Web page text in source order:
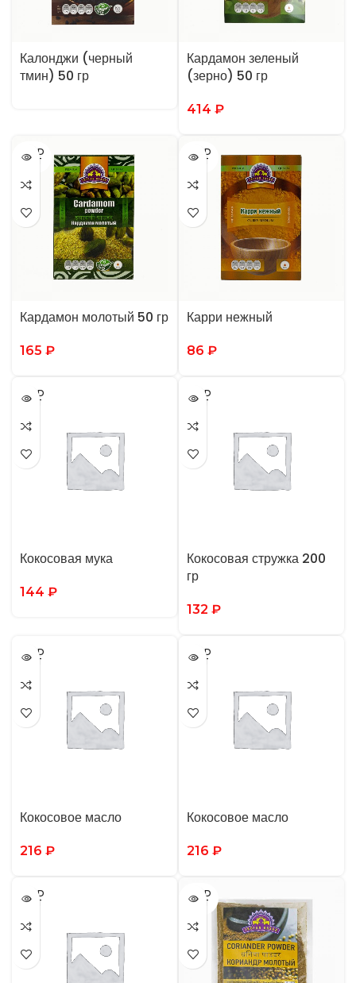
Калонджи (черный
тмин) 50 гр
Кардамон зеленый
(зерно) 50 гр
414 ₽
SOLD
OUT
Кардамон молотый 50 гр
165 ₽
SOLD
OUT
Карри нежный
86 ₽
SOLD
OUT
Кокосовая мука
144 ₽
SOLD
OUT
Кокосовая стружка 200
гр
132 ₽
SOLD
OUT
Кокосовое масло
216 ₽
SOLD
OUT
Кокосовое масло
216 ₽
SOLD
OUT
SOLD
OUT